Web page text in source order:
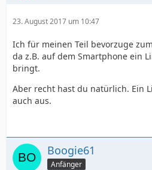
23. August 2017 um 10:47
Ich für meinen Teil bevorzuge
da z.B. auf dem Smartphone ein
bringt.
Aber recht hast du natürlich. Ein
auch aus.
Boogie61
Anfänger